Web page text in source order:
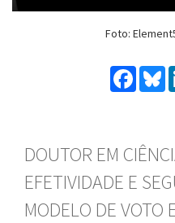
Foto:
DOUTOR EM
EFETIVIDADE E
MODELO DE VOTO